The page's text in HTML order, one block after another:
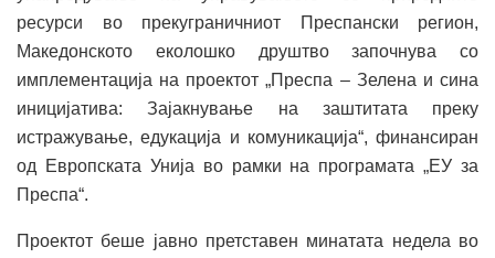
ресурси во прекуграничниот Преспански регион,
Македонското еколошко друштво започнува со
имплементација на проектот „Преспа – Зелена и сина
иницијатива: Зајакнување на заштитата преку
истражување, едукација и комуникација“, финансиран
од Европската Унија во рамки на програмата „ЕУ за
Преспа“.
Проектот беше јавно претставен минатата недела во